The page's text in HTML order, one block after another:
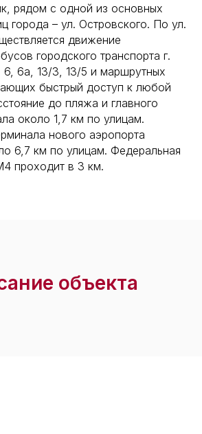
рядом с одной из основных
города – ул. Островского. По ул.
движение
городского транспорта г.
6а, 13/3, 13/5 и маршрутных
быстрый доступ к любой
до пляжа и главного
около 1,7 км по улицам.
нового аэропорта
6,7 км по улицам. Федеральная
проходит в 3 км.
объекта